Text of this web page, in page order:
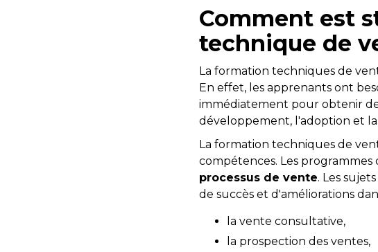
Comment est
technique de
La formation techniques de
En effet, les apprenants ont
immédiatement pour obtenir
développement, l'adoption et
La formation techniques de
compétences. Les
processus de vente. Les
de succès et d'améliorations
la vente consultative,
la prospection des ventes,